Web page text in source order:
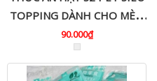
TOPPING DÀNH CHO MÈO
MỌI LỨA TUỔI
90.000₫